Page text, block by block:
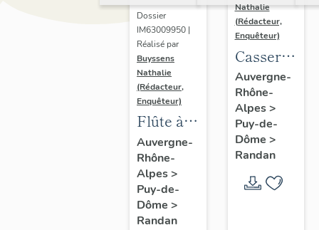
Dossier
IM63009950 |
Réalisé par
Buyssens
Nathalie
(Rédacteur,
Enquêteur)
Flûte à
champagne
n° 9
Auvergne-
Rhône-
Alpes>
Puy-de-
Dôme >
Randan
Nathalie
(Rédacteur,
Enquêteur)
Casserole
au
chiffre
d'Antoine
d'Orléans
Auvergne-
Rhône-
Alpes>
Puy-de-
Dôme >
Randan